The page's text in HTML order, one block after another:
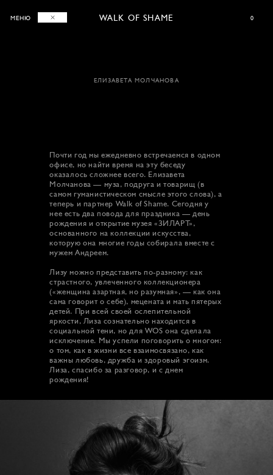
МЕНЮ WALK OF SHAME 0
ЕЛИЗАВЕТА МОЛЧАНОВА
Почти год мы ежедневно встречаемся в одном
офисе, но найти время на эту беседу
оказалось сложнее всего. Елизавета
Молчанова — муза, подруга и товарищ (в
самом гуманистическом смысле этого слова), а
теперь и партнер Walk of Shame. Сегодня у
нее есть два повода для праздника — день
рождения и открытие музея «ЗИЛАРТ»,
основанного на коллекции искусства,
которую она многие годы собирала вместе с
мужем Андреем.
Лизу можно представить по-разному: как
страстного, увлеченного коллекционера
(«женщина азартная, но разумная», — как она
сама говорит о себе), мецената и мать пятерых
детей. При всей своей ослепительной
яркости, Лиза сознательно находится в
социальной тени, но для WOS она сделала
исключение. Мы успели поговорить о многом:
о том, как в жизни все взаимосвязано, как
важны любовь, дружба и здоровый эгоизм.
Лиза, спасибо за разговор, и с днем
рождения!